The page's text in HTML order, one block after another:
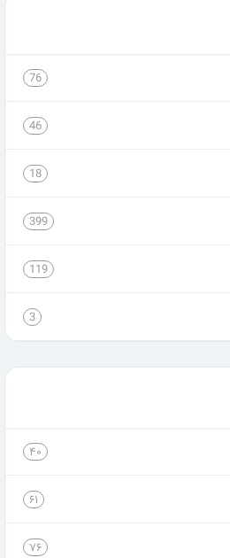
76
46
18
399
119
3
۴۰
۶۱
۷۶